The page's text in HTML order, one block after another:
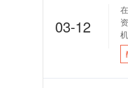
03-12